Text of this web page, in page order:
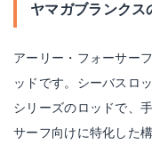
ヤマガブランクス
アーリー・フォーサー
ッドです。シーバスロ
シリーズのロッドで、
サーフ向けに特化した